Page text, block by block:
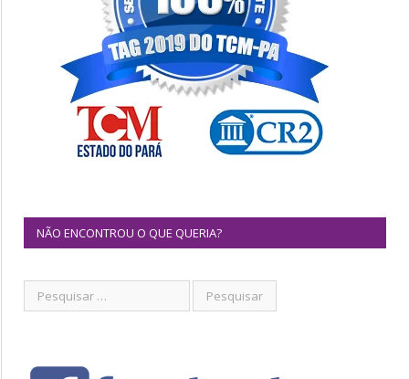
NÃO ENCONTROU O QUE QUERIA?